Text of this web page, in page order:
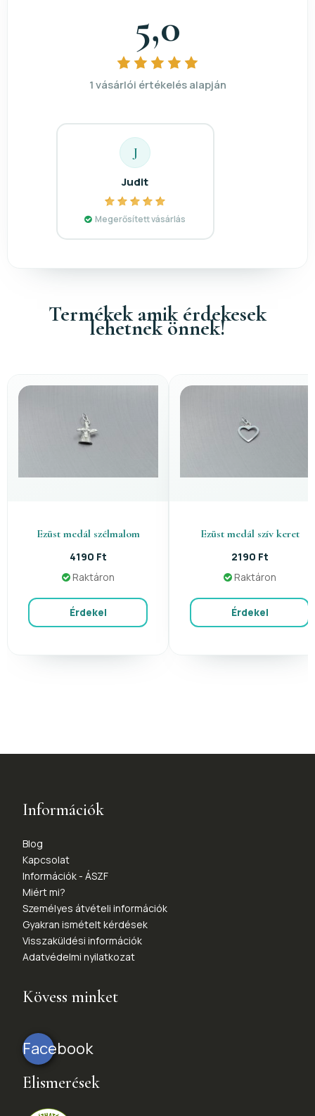
5,0
1 vásárlói értékelés alapján
J
Judit
Megerősített vásárlás
Termékek amik érdekesek
lehetnek önnek!
Ezüst medál szélmalom
4190 Ft
Raktáron
Érdekel
Ezüst medál szív keret
2190 Ft
Raktáron
Érdekel
Információk
Blog
Kapcsolat
Információk - ÁSZF
Miért mi?
Személyes átvételi információk
Gyakran ismételt kérdések
Visszaküldési információk
Adatvédelmi nyilatkozat
Kövess minket
Facebook
Elismerések